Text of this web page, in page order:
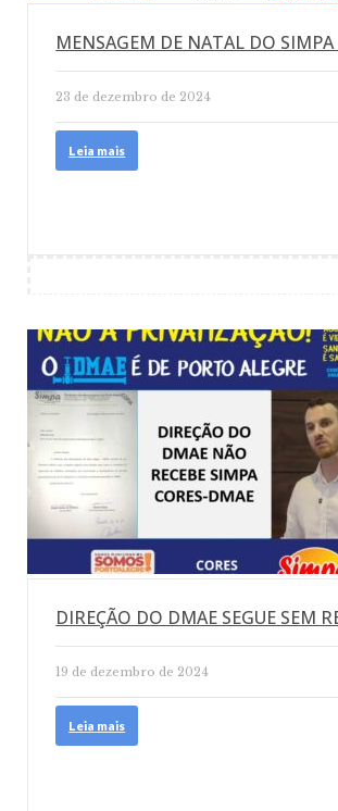
MENSAGEM DE NATAL DO
23 de dezembro de 2024
Leia mais
DIREÇÃO DO DMAE SEGUE SEM
19 de dezembro de 2024
Leia mais